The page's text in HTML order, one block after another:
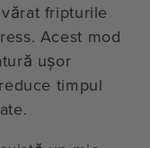
fripturile
Acest mod
ușor
timpul